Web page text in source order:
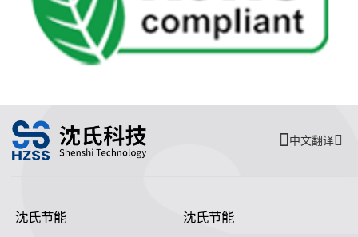
中文翻译
沈氏节能 沈氏节能